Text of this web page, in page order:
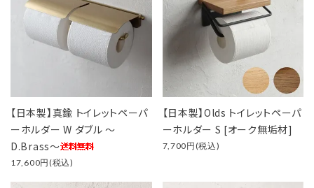
【日本製】真鍮 トイレットペーパ
ーホルダー W ダブル ～
D.Brass～
17,600円(税込)
【日本製】Olds トイレットペーパ
ーホルダー S [オーク無垢材]
7,700円(税込)